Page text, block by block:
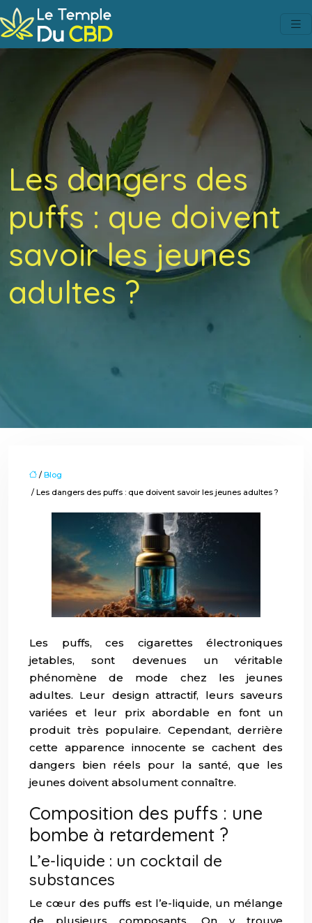
Les dangers des
puffs : que doivent
savoir les jeunes
adultes ?
/ Blog
/ Les dangers des puffs : que doivent savoir les jeunes adultes ?
Les puffs, ces cigarettes électroniques
jetables, sont devenues un véritable
phénomène de mode chez les jeunes
adultes. Leur design attractif, leurs saveurs
variées et leur prix abordable en font un
produit très populaire. Cependant, derrière
cette apparence innocente se cachent des
dangers bien réels pour la santé, que les
jeunes doivent absolument connaître.
Composition des puffs : une
bombe à retardement ?
L’e-liquide : un cocktail de
substances
Le cœur des puffs est l’e-liquide, un mélange